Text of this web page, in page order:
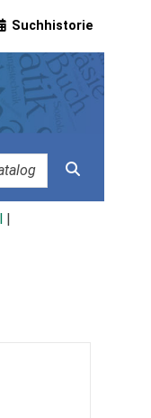
Suchhistorie